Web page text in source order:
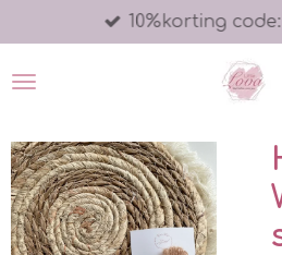
direct
naar
10%korting code: